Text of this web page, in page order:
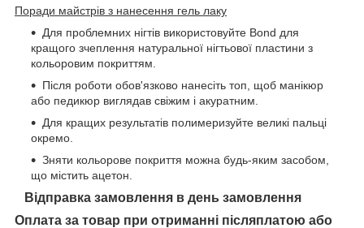
Поради майстрів з нанесення гель лаку
Для проблемних нігтів використовуйте Bond для
кращого зчеплення натуральної нігтьової пластини з
кольоровим покриттям.
Після роботи обов'язково нанесіть топ, щоб манікюр
або педикюр виглядав свіжим і акуратним.
Для кращих результатів полимеризуйте великі пальці
окремо.
Зняти кольорове покриття можна будь-яким засобом,
що містить ацетон.
Відправка замовлення в день замовлення
Оплата за товар при отриманні післяплатою або